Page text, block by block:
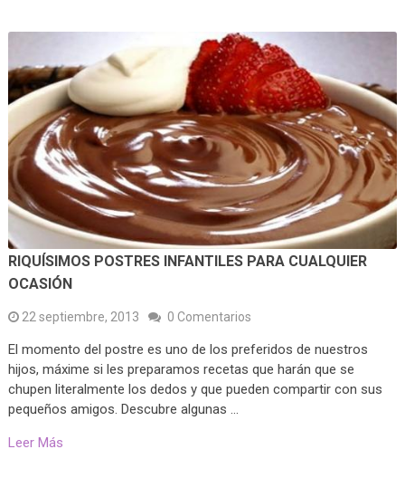
RIQUÍSIMOS POSTRES INFANTILES PARA CUALQUIER
OCASIÓN
22 septiembre, 2013 0 Comentarios
El momento del postre es uno de los preferidos de nuestros
hijos, máxime si les preparamos recetas que harán que se
chupen literalmente los dedos y que pueden compartir con sus
pequeños amigos. Descubre algunas …
Leer Más